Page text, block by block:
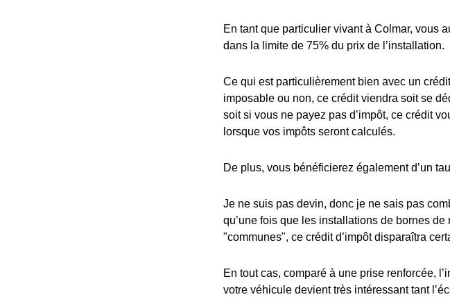
En tant que particulier vivant à Colmar, vous
dans la limite de 75% du prix de l’installation.
Ce qui est particulièrement bien avec un
imposable ou non, ce crédit viendra soit se
soit si vous ne payez pas d’impôt, ce crédit
lorsque vos impôts seront calculés.
De plus, vous bénéficierez également d’un
Je ne suis pas devin, donc je ne sais pas
qu’une fois que les installations de bornes
"communes", ce crédit d’impôt disparaîtra
En tout cas, comparé à une prise renforcée,
votre véhicule devient très intéressant tant